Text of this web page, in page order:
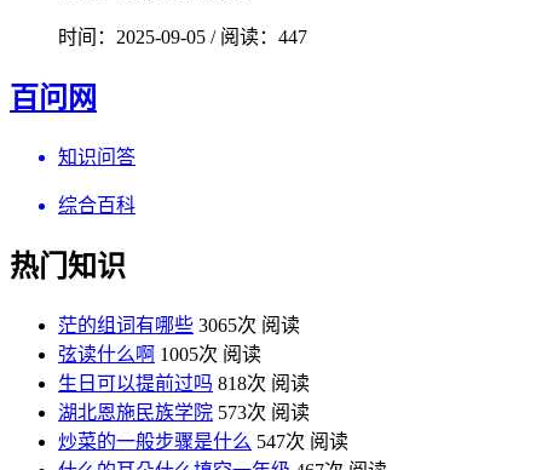
时间：2025-09-05 / 阅读：447
百问网
知识问答
综合百科
热门知识
茫的组词有哪些 3065次 阅读
弦读什么啊 1005次 阅读
生日可以提前过吗 818次 阅读
湖北恩施民族学院 573次 阅读
炒菜的一般步骤是什么 547次 阅读